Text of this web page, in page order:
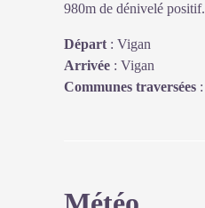
980m de dénivelé positif.
Départ : Vigan
Arrivée : Vigan
Communes traversées :